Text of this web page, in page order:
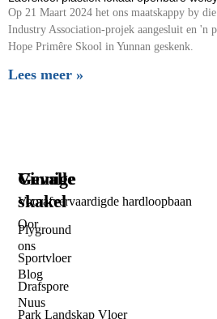
Op 21 Maart 2024 het ons maatskappy by
Industry Association-projek aangesluit en 'n
Hope Primêre Skool in Yunnan geskenk.
Lees meer »
Vinnige
skakel
Oor
ons
Blog
Nuus
Gevalle
Voorafvervaardigde hardloopbaan
Plyground
Sportvloer
Drafspore
Park Landskap Vloer